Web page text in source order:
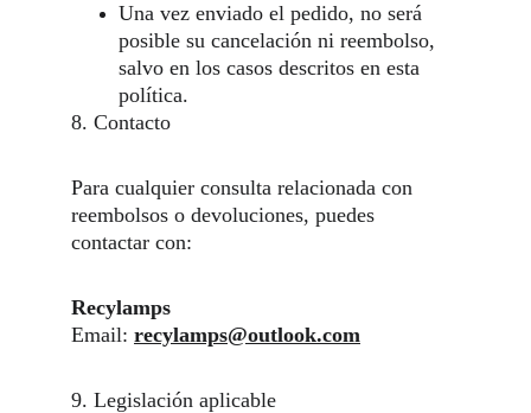
Una vez enviado el pedido, no será
posible su cancelación ni reembolso,
salvo en los casos descritos en esta
política.
8. Contacto
Para cualquier consulta relacionada con
reembolsos o devoluciones, puedes
contactar con:
Recylamps
Email: recylamps@outlook.com
9. Legislación aplicable